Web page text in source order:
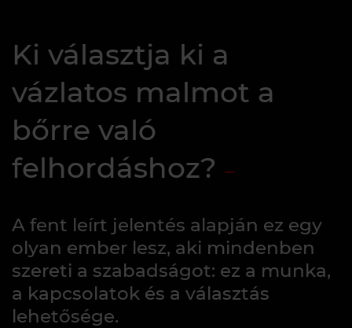
Ki választja ki a
vázlatos malmot a
bőrre való
felhordáshoz?
A fent leírt jelentés alapján ez egy
olyan ember lesz, aki mindenben
szereti a szabadságot: ez a munka,
a kapcsolatok és a választás
lehetősége.